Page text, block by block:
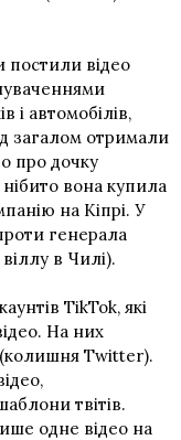
постили відео
і автомобілів,
загалом отримали
про дочку
вона купила
на Кіпрі. У
генерала
в Чилі).
TikTok, які
На них
Twitter).
твітів.
одне відео на